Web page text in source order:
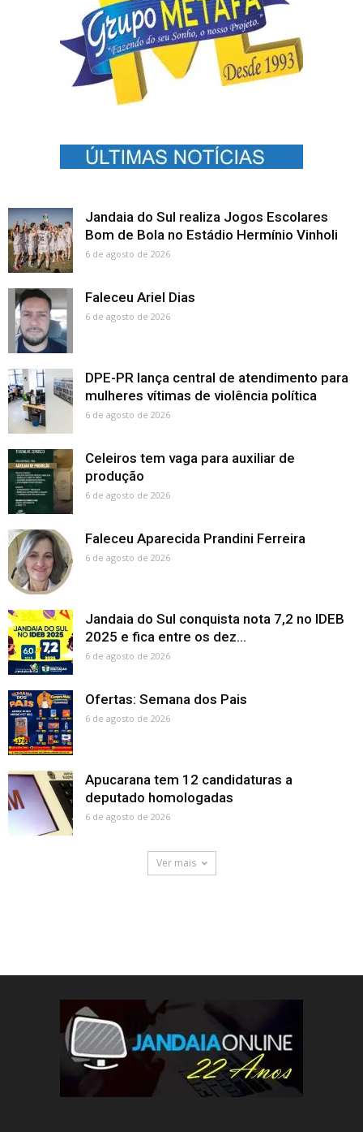
Jandaia do Sul realiza Jogos Escolares
Bom de Bola no Estádio Hermínio Vinholi
6 de agosto de 2026
Faleceu Ariel Dias
6 de agosto de 2026
DPE-PR lança central de atendimento para
mulheres vítimas de violência política
6 de agosto de 2026
Celeiros tem vaga para auxiliar de
produção
6 de agosto de 2026
Faleceu Aparecida Prandini Ferreira
6 de agosto de 2026
Jandaia do Sul conquista nota 7,2 no IDEB
2025 e fica entre os dez...
6 de agosto de 2026
Ofertas: Semana dos Pais
6 de agosto de 2026
Apucarana tem 12 candidaturas a
deputado homologadas
6 de agosto de 2026
Ver mais